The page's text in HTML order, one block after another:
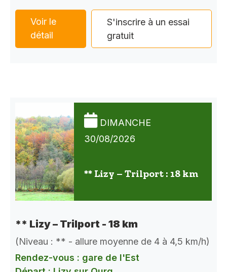
Voir le
détail
S'inscrire à un essai
gratuit
DIMANCHE
30/08/2026
** Lizy – Trilport : 18 km
** Lizy – Trilport - 18 km
(Niveau : ** - allure moyenne de 4 à 4,5 km/h)
Rendez-vous : gare de l'Est